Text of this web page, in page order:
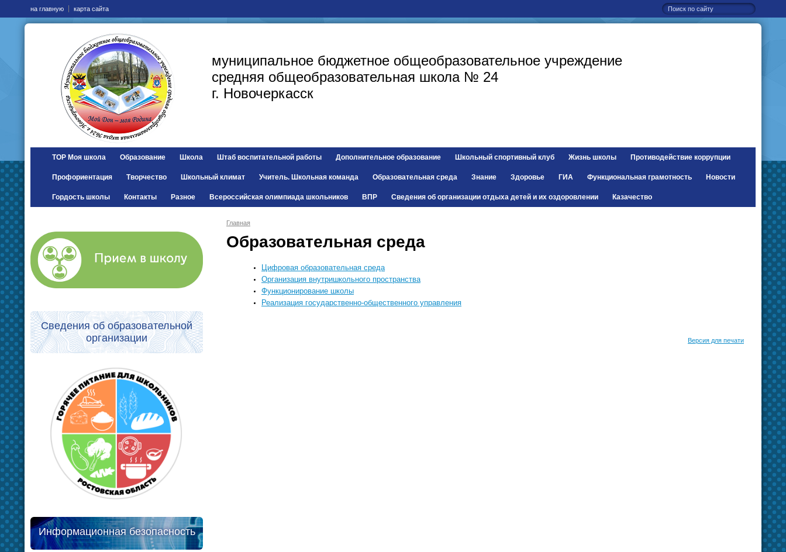
на главную карта сайта
муниципальное бюджетное общеобразовательное учреждение
средняя общеобразовательная школа № 24
г. Новочеркасск
ТОР Моя школа Образование Школа Штаб воспитательной работы Дополнительное образование Школьный спортивный клуб Жизнь школы Противодействие коррупции
Профориентация Творчество Школьный климат Учитель. Школьная команда Образовательная среда Знание Здоровье ГИА Функциональная грамотность Новости
Гордость школы Контакты Разное Всероссийская олимпиада школьников ВПР Сведения об организации отдыха детей и их оздоровлении Казачество
Сведения об образовательной
организации
Информационная безопасность
Главная
Образовательная среда
Цифровая образовательная среда
Организация внутришкольного пространства
Функционирование школы
Реализация государственно-общественного управления
Версия для печати